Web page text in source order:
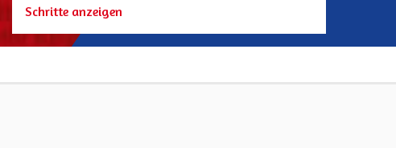
Schritte anzeigen